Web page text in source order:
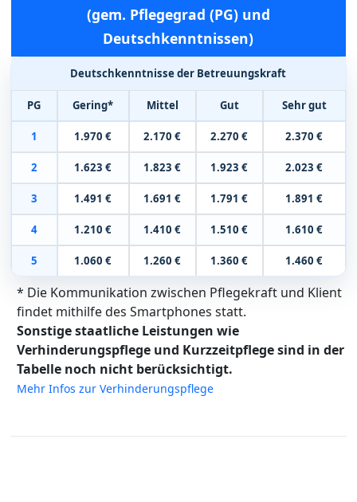
(gem. Pflegegrad (PG) und
Deutschkenntnissen)
Deutschkenntnisse der Betreuungskraft
PG Gering* Mittel Gut Sehr gut
1 1.970 € 2.170 € 2.270 € 2.370 €
2 1.623 € 1.823 € 1.923 € 2.023 €
3 1.491 € 1.691 € 1.791 € 1.891 €
4 1.210 € 1.410 € 1.510 € 1.610 €
5 1.060 € 1.260 € 1.360 € 1.460 €
* Die Kommunikation zwischen Pflegekraft und Klient
findet mithilfe des Smartphones statt.
Sonstige staatliche Leistungen wie
Verhinderungspflege und Kurzzeitpflege sind in der
Tabelle noch nicht berücksichtigt.
Mehr Infos zur Verhinderungspflege